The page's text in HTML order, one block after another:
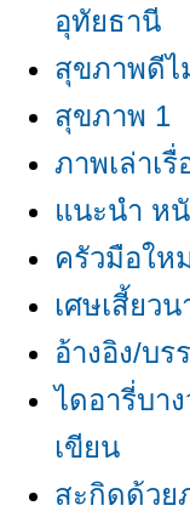
อุทัยธานี
สุขภาพดี
สุขภาพ 1
ภาพเล่าเรื่
นะนำ หนั
ครัวมือให
เศษเสี้ยว
อ้างอิง/บ
ไดอารี่บา
เขียน
สะกิดด้วย